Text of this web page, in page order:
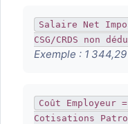
Salaire Net
CSG/CRDS non
Exemple : 1
Coût
Cotisations